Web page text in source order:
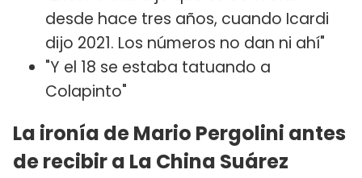
desde hace tres años, cuando Icardi
dijo 2021. Los números no dan ni ahí"
"Y el 18 se estaba tatuando a
Colapinto"
La ironía de Mario Pergolini antes
de recibir a La China Suárez